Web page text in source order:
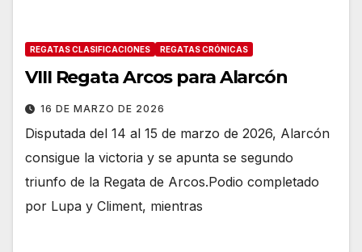
REGATAS CLASIFICACIONES REGATAS CRÓNICAS
VIII Regata Arcos para Alarcón
16 DE MARZO DE 2026
Disputada del 14 al 15 de marzo de 2026, Alarcón
consigue la victoria y se apunta se segundo
triunfo de la Regata de Arcos.Podio completado
por Lupa y Climent, mientras